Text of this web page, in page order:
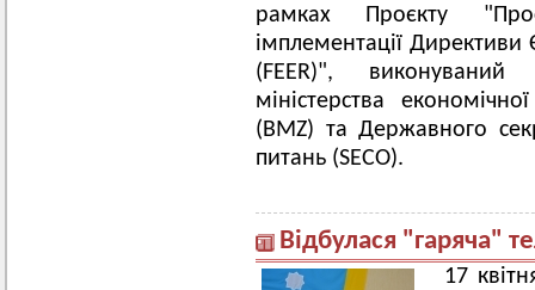
рамках Проєкту
імплементації Директиви
(FEER)",
міністерства
(BMZ) та Державного
питань (SECO).
Відбулася "гаряча"
17